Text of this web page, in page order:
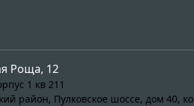
Роща, 12
1 кв 211
район, Пулковское шоссе, дом 40,